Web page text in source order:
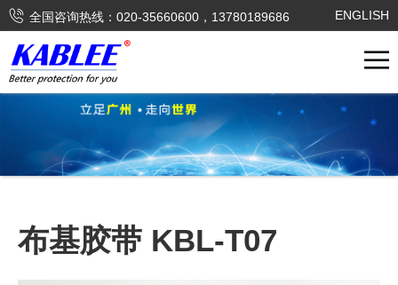
ENGLISH
 全国咨询热线：020-35660600，13780189686
布基胶带 KBL-T07